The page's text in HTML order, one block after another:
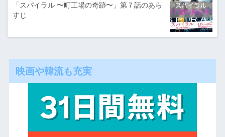
「スパイラル 〜町工場の奇跡〜」第７話のあら
すじ
映画や韓流も充実